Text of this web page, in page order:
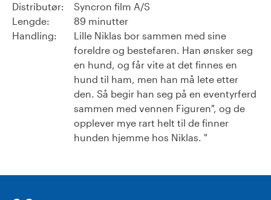
Distributør:
Syncron film A/S
Lengde:
89 minutter
Handling:
Lille Niklas bor sammen med sine
foreldre og bestefaren. Han ønsker seg
en hund, og får vite at det finnes en
hund til ham, men han må lete etter
den. Så begir han seg på en eventyrferd
sammen med vennen Figuren", og de
opplever mye rart helt til de finner
hunden hjemme hos Niklas. "